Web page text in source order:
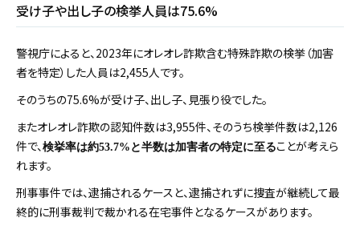
受け子や出し子の検挙人員は75.6%
警視庁によると、2023年にオレオレ詐欺含む特殊詐欺の検挙（加害
者を特定）した人員は2,455人です。
そのうちの75.6%が受け子、出し子、見張り役でした。
またオレオレ詐欺の認知件数は3,955件、そのうち検挙件数は2,126
件で、検挙率は約53.7%と半数は加害者の特定に至ることが考えら
れます。
刑事事件では、逮捕されるケースと、逮捕されずに捜査が継続して最
終的に刑事裁判で裁かれる在宅事件となるケースがあります。